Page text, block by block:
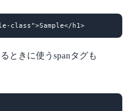
ときに使うspanタグも